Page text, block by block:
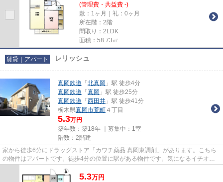
(管理費・共益費 -)
敷：1ヶ月｜礼：0ヶ月
所在階：2階
間取り：2LDK
面積：58.73㎡
賃貸｜アパート レリッシュ
真岡鉄道 「 北真岡 」駅 徒歩4分
真岡鉄道 「 真岡 」駅 徒歩25分
真岡鉄道 「 西田井 」駅 徒歩41分
栃木県真岡市荒町 ４丁目
5.3万円
築年数：築18年 ｜募集中： 1室
階数：2階建
家から徒歩6分にドラッグストア「カワチ薬品 真岡東調剤」があります。こちら
の物件はアパートです。徒歩4分の位置に駅がある物件です。気になるイチオシ
物件情報：「レリッシュ」。気...
5.3万円